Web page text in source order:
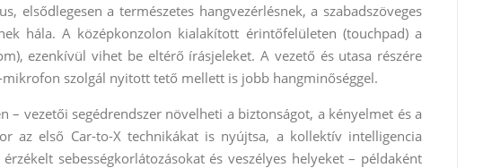
elsődlegesen a természetes hangvezérlésnek, a szabadszöveges
hála. A középkonzolon kialakított érintőfelületen (touchpad) a
ezenkívül vihet be eltérő írásjeleket. A vezető és utasa részére
szolgál nyitott tető mellett is jobb hangminőséggel.
– vezetői segédrendszer növelheti a biztonságot, a kényelmet és a
az első Car-to-X technikákat is nyújtsa, a kollektív intelligencia
sebességkorlátozásokat és veszélyes helyeket – példaként